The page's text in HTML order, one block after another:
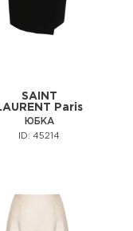
SAINT
Paris
ЮБКА
ID: 45214